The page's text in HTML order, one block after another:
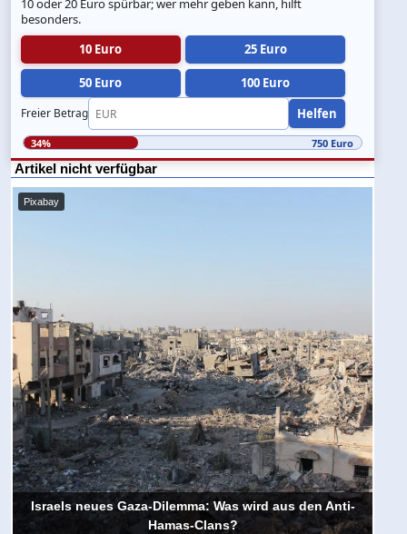
10 oder 20 Euro spürbar; wer mehr geben kann, hilft
besonders.
10 Euro
25 Euro
50 Euro 100 Euro
Freier Betrag Helfen
34% 750 Euro
Artikel nicht verfügbar
Pixabay
Israels neues Gaza-Dilemma: Was wird aus den Anti-
Hamas-Clans?